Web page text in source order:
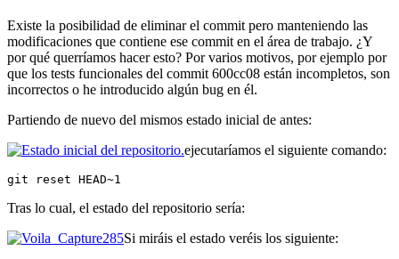
Existe la posibilidad de eliminar el commit pero manteniendo las
modificaciones que contiene ese commit en el área de trabajo. ¿Y
por qué querríamos hacer esto? Por varios motivos, por ejemplo por
que los tests funcionales del commit 600cc08 están incompletos, son
incorrectos o he introducido algún bug en él.
Partiendo de nuevo del mismos estado inicial de antes:
ejecutaríamos el siguiente comando:
git reset HEAD~1
Tras lo cual, el estado del repositorio sería:
Si miráis el estado veréis los siguiente: